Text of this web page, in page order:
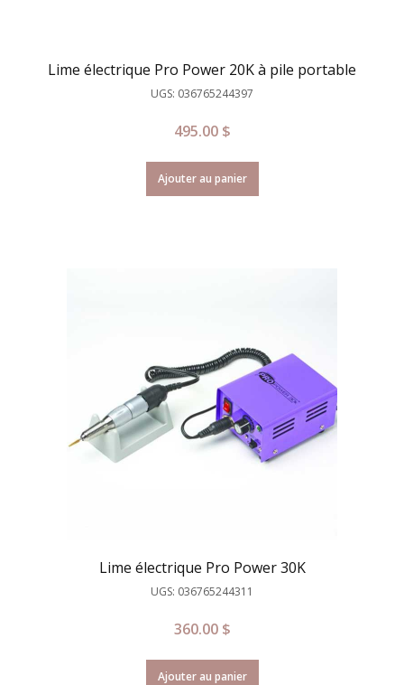
Lime électrique Pro Power 20K à pile portable
UGS: 036765244397
495.00 $
Ajouter au panier
Lime électrique Pro Power 30K
UGS: 036765244311
360.00 $
Ajouter au panier